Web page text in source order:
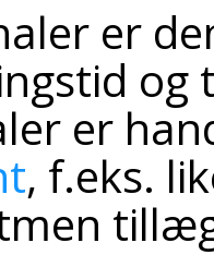
er
er
, f.eks.